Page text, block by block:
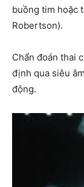
buồng tim hoặc
Robertson).
Chẩn đoán thai
định qua siêu
động.